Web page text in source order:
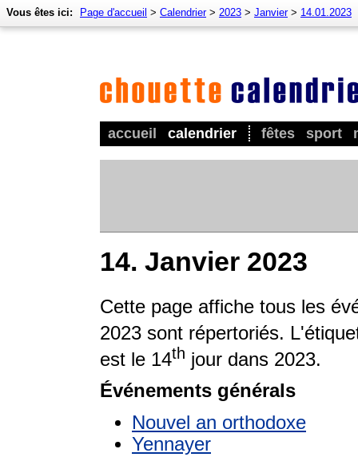
accueil calendrier fêtes sport
Vous êtes ici: Page d'accueil > Calendrier> 2023 > Janvier> 14.01.2023
14. Janvier 2023
Cette page affiche tous les
2023 sont répertoriés.
est le 14th jour dans 2023.
Événements générals
Nouvel an orthodoxe
Yennayer